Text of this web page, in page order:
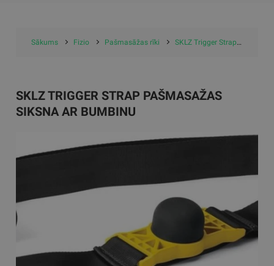
Sākums Fizio Pašmasāžas rīki SKLZ Trigger Strap pašmasažas siksna ar bumbinu
SKLZ TRIGGER STRAP PAŠMASAŽAS
SIKSNA AR BUMBINU